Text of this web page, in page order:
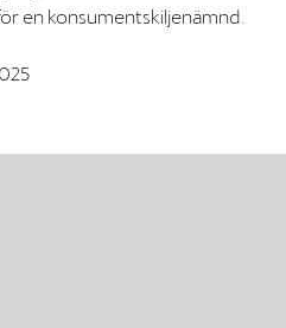
en konsumentskiljenämnd.